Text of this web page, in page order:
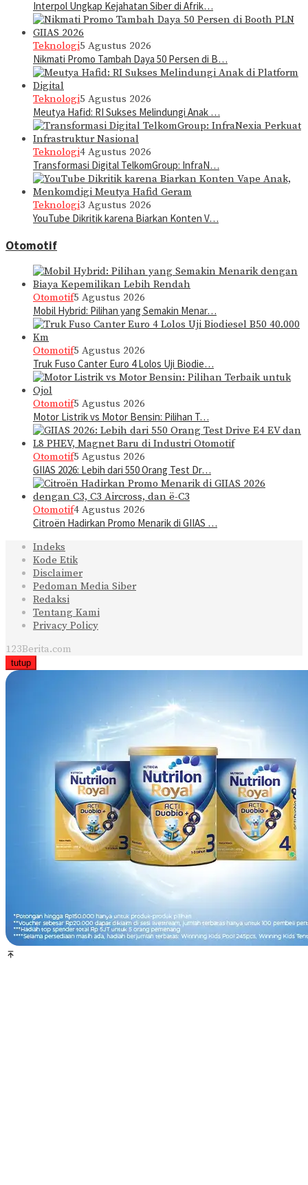
Interpol Ungkap Kejahatan Siber di Afrik…
Teknologi5 Agustus 2026
Nikmati Promo Tambah Daya 50 Persen di B…
Teknologi5 Agustus 2026
Meutya Hafid: RI Sukses Melindungi Anak …
Teknologi4 Agustus 2026
Transformasi Digital TelkomGroup: InfraN…
Teknologi3 Agustus 2026
YouTube Dikritik karena Biarkan Konten V…
Otomotif
Otomotif5 Agustus 2026
Mobil Hybrid: Pilihan yang Semakin Menar…
Otomotif5 Agustus 2026
Truk Fuso Canter Euro 4 Lolos Uji Biodie…
Otomotif5 Agustus 2026
Motor Listrik vs Motor Bensin: Pilihan T…
Otomotif5 Agustus 2026
GIIAS 2026: Lebih dari 550 Orang Test Dr…
Otomotif4 Agustus 2026
Citroën Hadirkan Promo Menarik di GIIAS …
Indeks
Kode Etik
Disclaimer
Pedoman Media Siber
Redaksi
Tentang Kami
Privacy Policy
123Berita.com
tutup